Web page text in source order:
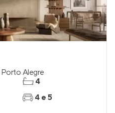
Porto Alegre
4
4 e 5